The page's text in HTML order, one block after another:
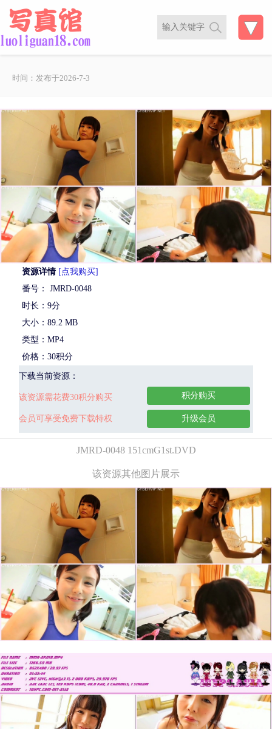
时间：发布于2026-7-3
资源详情 [点我购买]
番号： JMRD-0048
时长：9分
大小：89.2 MB
类型：MP4
价格：30积分
下载当前资源：
该资源需花费30积分购买
会员可享受免费下载特权
积分购买
升级会员
JMRD-0048 151cmG1st.DVD
该资源其他图片展示